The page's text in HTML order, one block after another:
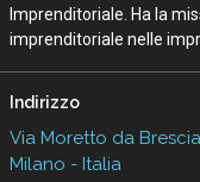
Imprenditoriale. Ha la
imprenditoriale nelle
Indirizzo
Via Moretto da
Milano - Italia